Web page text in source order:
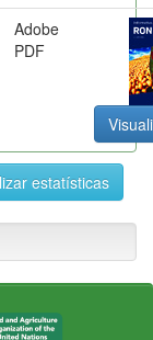
Adobe
PDF
estatísticas